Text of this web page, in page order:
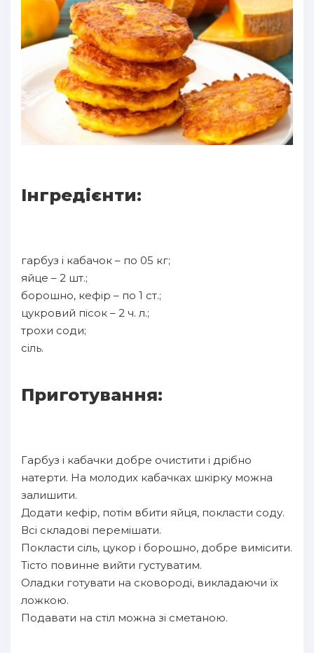
Інгредієнти:
гарбуз і кабачок – по 05 кг;
яйце – 2 шт.;
борошно, кефір – по 1 ст.;
цукровий пісок – 2 ч. л.;
трохи соди;
сіль.
Приготування:
Гарбуз і кабачки добре очистити і дрібно
натерти. На молодих кабачках шкірку можна
залишити.
Додати кефір, потім вбити яйця, покласти соду.
Всі складові перемішати.
Покласти сіль, цукор і борошно, добре вимісити.
Тісто повинне вийти густуватим.
Оладки готувати на сковороді, викладаючи їх
ложкою.
Подавати на стіл можна зі сметаною.